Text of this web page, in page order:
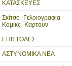
ΚΑΤΑΣΚΕΥΕΣ
Σκίτσο -Γελοιογραφια -
Κομικς -Καρτουν
ΕΠΙΣΤΟΛΕΣ
ΑΣΤΥΝΟΜΙΚΑ ΝΕΑ